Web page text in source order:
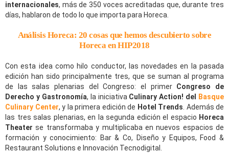
internacionales, más de 350 voces acreditadas que, durante tres
días, hablaron de todo lo que importa para Horeca.
Análisis Horeca: 20 cosas que hemos descubierto sobre
Horeca en HIP2018
Con esta idea como hilo conductor, las novedades en la pasada
edición han sido principalmente tres, que se suman al programa
de las salas plenarias del Congreso: el primer Congreso de
Derecho y Gastronomía, la iniciativa Culinary Action! del
Basque
Culinary Center, y la primera edición de Hotel Trends . Además de
las tres salas plenarias, en la segunda edición el espacio Horeca
Theater se transformaba y multiplicaba en nuevos espacios de
formación y conocimiento: Bar & Co, Diseño y Equipos, Food &
Restaurant Solutions e Innovación Tecnodigital.